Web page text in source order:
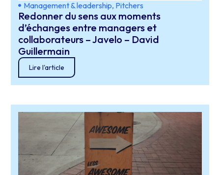
Management & leadership, Pitchers
Redonner du sens aux moments
d’échanges entre managers et
collaborateurs – Javelo – David
Guillermain
Lire l'article